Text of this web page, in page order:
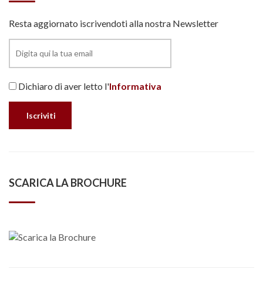
Resta aggiornato iscrivendoti alla nostra Newsletter
Dichiaro di aver letto l'Informativa
SCARICA LA BROCHURE